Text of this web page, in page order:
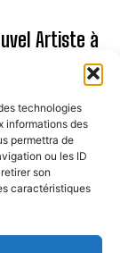
technologies
informations des
permettra de
ou les ID
son
caractéristiques
Artiste à